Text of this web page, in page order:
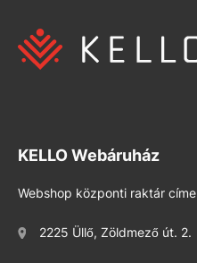
KELLO Webáruház
Webshop központi raktár címe
2225 Üllő, Zöldmező út. 2.